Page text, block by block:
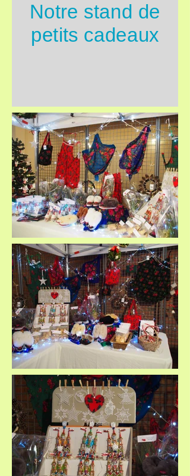
Notre stand de
petits cadeaux